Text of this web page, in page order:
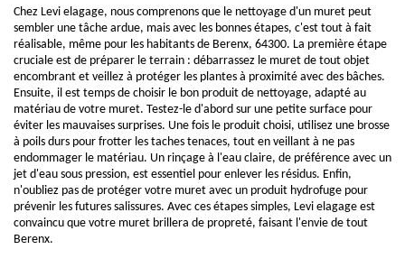
Chez Levi elagage, nous comprenons que le nettoyage d'un muret peut
sembler une tâche ardue, mais avec les bonnes étapes, c'est tout à fait
réalisable, même pour les habitants de Berenx, 64300. La première étape
cruciale est de préparer le terrain : débarrassez le muret de tout objet
encombrant et veillez à protéger les plantes à proximité avec des bâches.
Ensuite, il est temps de choisir le bon produit de nettoyage, adapté au
matériau de votre muret. Testez-le d'abord sur une petite surface pour
éviter les mauvaises surprises. Une fois le produit choisi, utilisez une brosse
à poils durs pour frotter les taches tenaces, tout en veillant à ne pas
endommager le matériau. Un rinçage à l'eau claire, de préférence avec un
jet d'eau sous pression, est essentiel pour enlever les résidus. Enfin,
n'oubliez pas de protéger votre muret avec un produit hydrofuge pour
prévenir les futures salissures. Avec ces étapes simples, Levi elagage est
convaincu que votre muret brillera de propreté, faisant l'envie de tout
Berenx.